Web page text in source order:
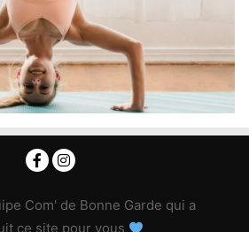
Com' de Bonne Garde qui a
ce site pour vous